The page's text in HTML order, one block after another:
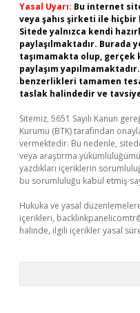
Yasal Uyarı: Bu internet
veya şahıs şirketi ile hiçbir
Sitede yalnızca kendi
paylaşılmaktadır. Burada
taşımamakta olup, gerçek
paylaşım
benzerlikleri tamamen
taslak halindedir ve
Sitemiz, 5651 Sayılı Kanun
Kurumu (BTK) tarafından
vermektedir. Bu nedenle,
veya araştırma
yazdıkları içeriklerin
bu sorumluluğu kabul etmiş
Hukuka ve yasal
içerikleri,
halinde, ilgili içerikler yasal